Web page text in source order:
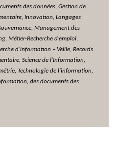
des données, Gestion de
Innovation, Langages
Management des
Métier-Recherche d’emploi,
d’information – Veille,Records
Science de l'Information,
Technologie de l'information,
des documents des